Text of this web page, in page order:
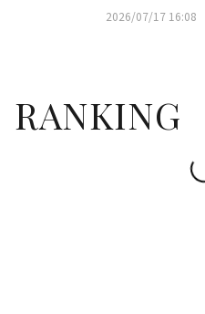
のためシンガポールへ出国（動
2026/07/17 16:08
RANKING